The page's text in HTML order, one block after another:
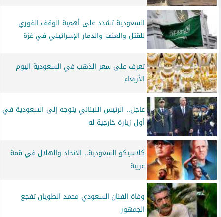
السعودية تشدد على أهمية الوقف الفوري
للقتل والعنف والدمار الإسرائيلي في غزة
تعرف على سعر الذهب في السعودية اليوم
الأربعاء
عاجل.. الرئيس اللبناني يتوجه إلى السعودية في
أول زيارة خارجية له
كلاسيكو السعودية.. الاتحاد والهلال في قمة
عربية
وفاة الفنان السعودي محمد الطويان تفجع
الجمهور